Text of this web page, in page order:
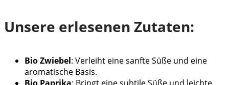
Unsere erlesenen Zutaten:
Bio Zwiebel: Verleiht eine sanfte Süße und eine
aromatische Basis.
Bio Paprika: Bringt eine subtile Süße und leichte